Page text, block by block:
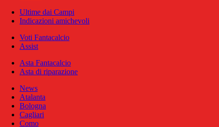
Ultime dai Campi
Indicazioni amichevoli
Voti Fantacalcio
Assist
Asta Fantacalcio
Asta di riparazione
News
Atalanta
Bologna
Cagliari
Como